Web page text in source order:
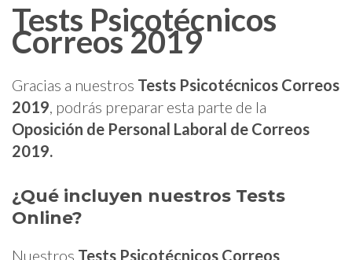
Tests Psicotécnicos
Correos 2019
Gracias a nuestros Tests Psicotécnicos Correos
2019, podrás preparar esta parte de la
Oposición de Personal Laboral de Correos
2019.
¿Qué incluyen nuestros Tests
Online?
Nuestros Tests Psicotécnicos Correos